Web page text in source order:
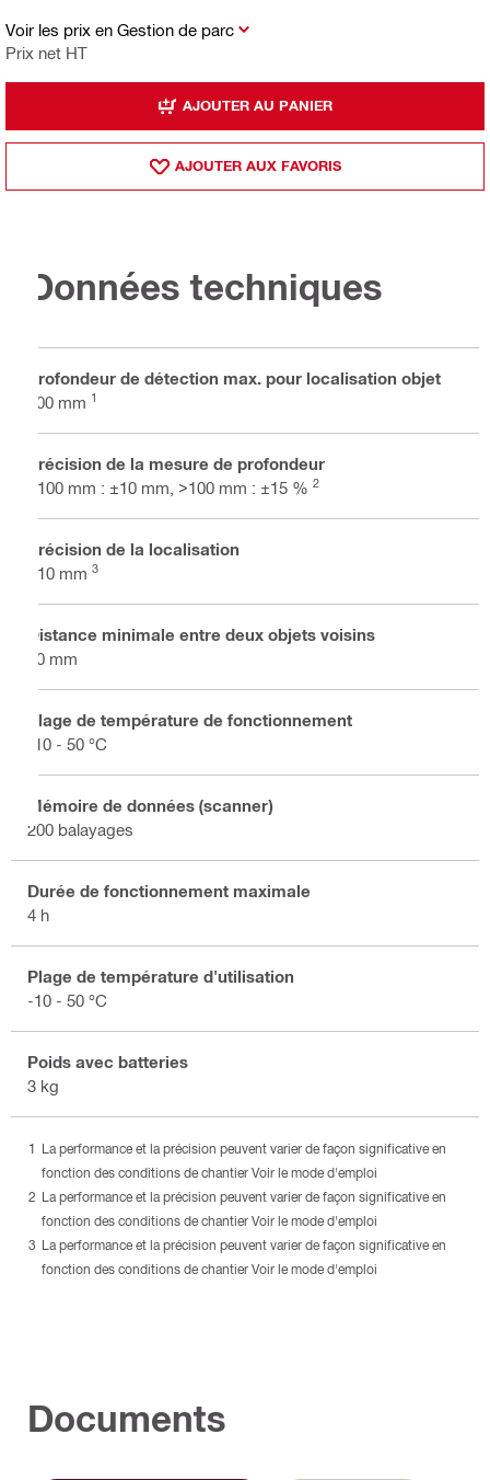
Voir les prix en Gestion de parc
Prix net HT
AJOUTER AU PANIER
AJOUTER AUX FAVORIS
Données techniques
Profondeur de détection max. pour localisation objet
300 mm 1
Précision de la mesure de profondeur
<100 mm : ±10 mm, >100 mm : ±15 % 2
Précision de la localisation
±10 mm 3
Distance minimale entre deux objets voisins
40 mm
Plage de température de fonctionnement
-10 - 50 °C
Mémoire de données (scanner)
200 balayages
Durée de fonctionnement maximale
4 h
Plage de température d'utilisation
-10 - 50 °C
Poids avec batteries
3 kg
La performance et la précision peuvent varier de façon significative en
fonction des conditions de chantier Voir le mode d'emploi
La performance et la précision peuvent varier de façon significative en
fonction des conditions de chantier Voir le mode d'emploi
La performance et la précision peuvent varier de façon significative en
fonction des conditions de chantier Voir le mode d'emploi
Documents